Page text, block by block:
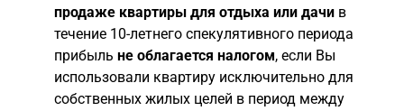
продаже квартиры для отдыха или дачи в
течение 10-летнего спекулятивного периода
прибыль не облагается налогом, если Вы
использовали квартиру исключительно для
собственных жилых целей в период между